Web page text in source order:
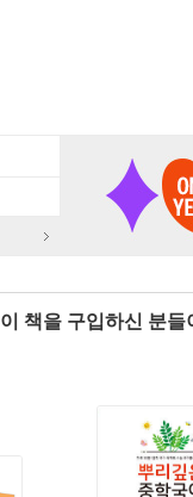
이 책을 구입하신 분